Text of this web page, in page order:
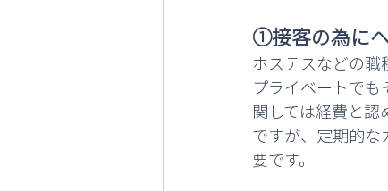
①接客の為に
ホステスなどの職
プライベートで
関しては経費と認
ですが、定期的
要です。